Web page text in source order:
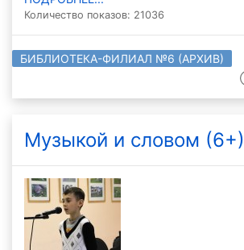
Количество показов: 21036
БИБЛИОТЕКА-ФИЛИАЛ №6 (АРХИВ)
Музыкой и словом (6+)